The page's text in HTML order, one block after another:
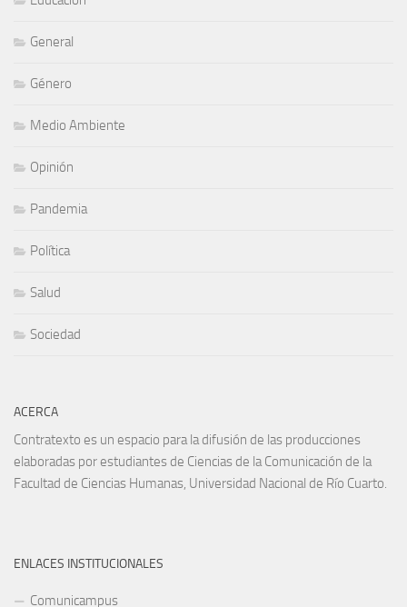
General
Género
Medio Ambiente
Opinión
Pandemia
Política
Salud
Sociedad
ACERCA
Contratexto es un espacio para la difusión de las producciones
elaboradas por estudiantes de Ciencias de la Comunicación de la
Facultad de Ciencias Humanas, Universidad Nacional de Río Cuarto.
ENLACES INSTITUCIONALES
Comunicampus